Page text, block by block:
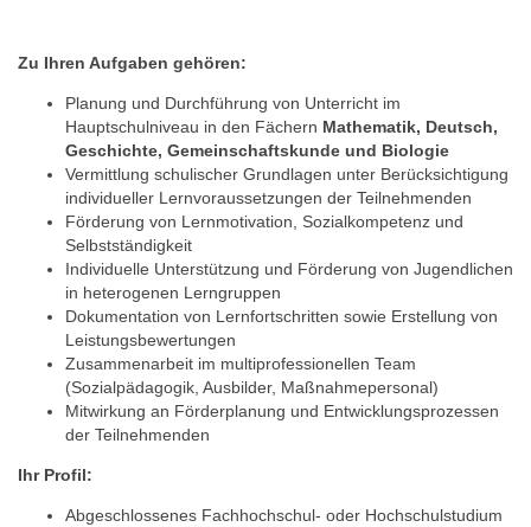
Zu Ihren Aufgaben gehören:
Planung und Durchführung von Unterricht im
Hauptschulniveau in den Fächern Mathematik, Deutsch,
Geschichte, Gemeinschaftskunde und Biologie
Vermittlung schulischer Grundlagen unter Berücksichtigung
individueller Lernvoraussetzungen der Teilnehmenden
Förderung von Lernmotivation, Sozialkompetenz und
Selbstständigkeit
Individuelle Unterstützung und Förderung von Jugendlichen
in heterogenen Lerngruppen
Dokumentation von Lernfortschritten sowie Erstellung von
Leistungsbewertungen
Zusammenarbeit im multiprofessionellen Team
(Sozialpädagogik, Ausbilder, Maßnahmepersonal)
Mitwirkung an Förderplanung und Entwicklungsprozessen
der Teilnehmenden
Ihr Profil:
Abgeschlossenes Fachhochschul- oder Hochschulstudium